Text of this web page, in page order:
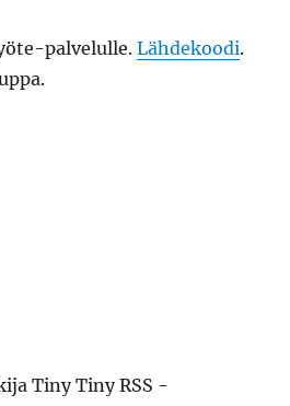
tarvitset oman tai muun
-palvelimen.